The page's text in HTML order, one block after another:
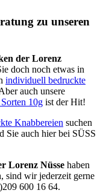
zu unseren
der Lorenz
doch noch etwas in
individuell bedruckte
auch unsere
10g ist der Hit!
Knabbereien suchen
Sie auch hier bei SÜSS
Lorenz Nüsse haben
sind wir jederzeit gerne
600 16 64.